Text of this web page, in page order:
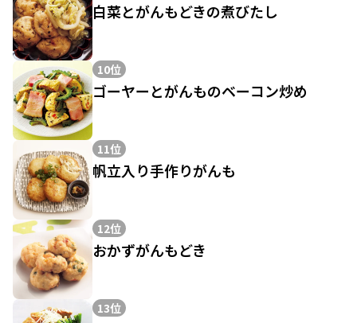
白菜とがんもどきの煮びたし
10位
ゴーヤーとがんものベーコン炒め
11位
帆立入り手作りがんも
12位
おかずがんもどき
13位